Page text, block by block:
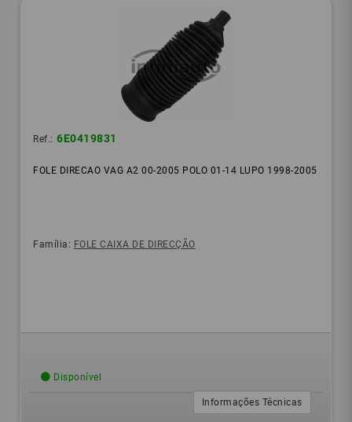
Ref.: 6E0419831
FOLE DIRECAO VAG A2 00-2005 POLO 01-14 LUPO 1998-2005
Família: FOLE CAIXA DE DIRECÇÃO
Disponível
Informações Técnicas